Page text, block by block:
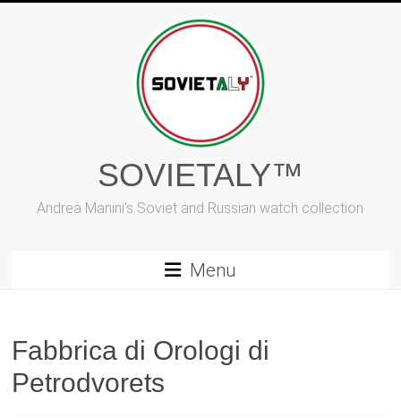
SOVIETALY™
Andrea Manini's Soviet and Russian watch collection
Menu
Fabbrica di Orologi di
Petrodvorets